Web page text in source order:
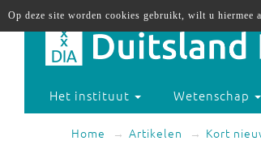
Het instituut Wetenschap
Home Artikelen Kort
Op deze site worden cookies gebruikt, wilt u hiermee